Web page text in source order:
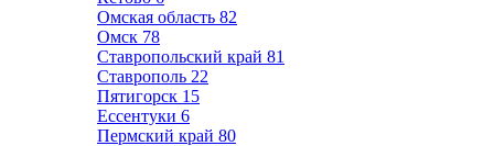
Омская область 82
Омск 78
Ставропольский край 81
Ставрополь 22
Пятигорск 15
Ессентуки 6
Пермский край 80